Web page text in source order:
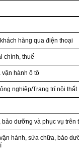
hàng qua điện thoại
chính, thuế
hành ô tô
nghiệp/Trang trí nội thất
bảo dưỡng và phục vụ trên
hành, sửa chữa, bảo